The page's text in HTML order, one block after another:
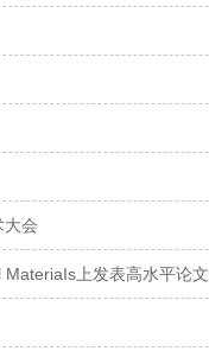
大会
上发表高水平论文